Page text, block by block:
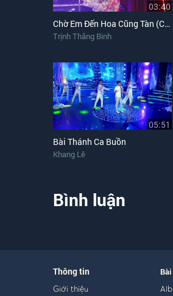
03:40
Chờ Em Đến Hoa Cũng Tàn (Cover)
Trịnh Thăng Bình
05:51
Bài Thánh Ca Buồn
Khang Lê
Bình luận
Thông tin
Giới thiệu